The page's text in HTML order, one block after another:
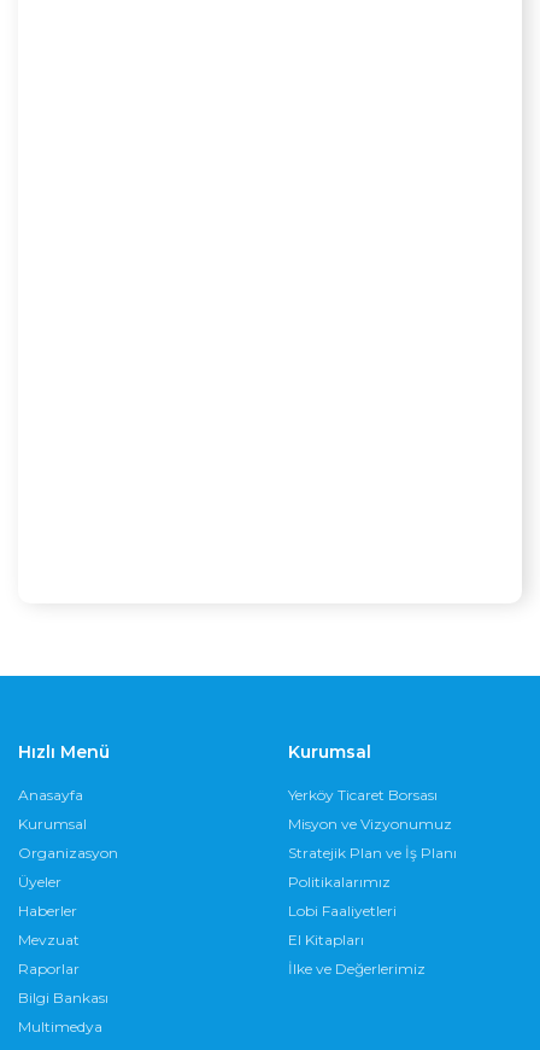
Hızlı Menü
Anasayfa
Kurumsal
Organizasyon
Üyeler
Haberler
Mevzuat
Raporlar
Bilgi Bankası
Multimedya
Kurumsal
Yerköy Ticaret Borsası
Misyon ve Vizyonumuz
Stratejik Plan ve İş Planı
Politikalarımız
Lobi Faaliyetleri
El Kitapları
İlke ve Değerlerimiz